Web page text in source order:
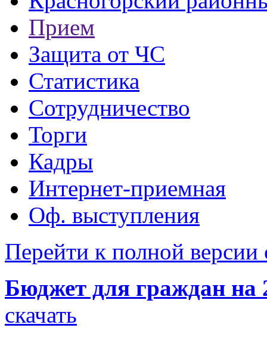
Прием
Защита от ЧС
Статистика
Сотрудничество
Торги
Кадры
Интернет-приемная
Оф. выступления
Перейти к полной версии
Бюджет для граждан на
скачать